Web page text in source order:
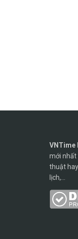
VNTime
mới nhất
thuật
lịch,...